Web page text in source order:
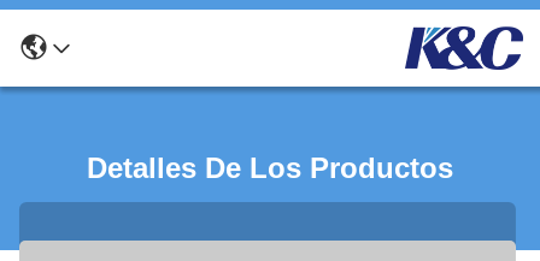
Detalles De Los Productos